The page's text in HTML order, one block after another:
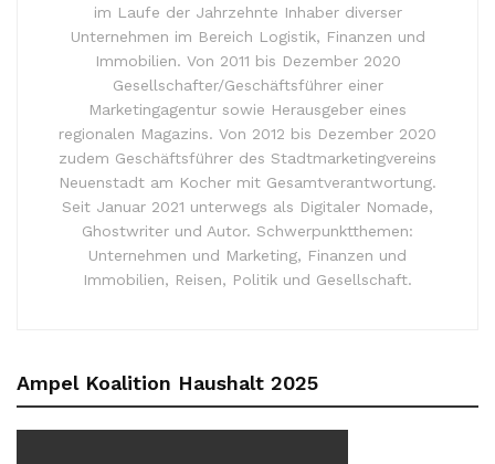
im Laufe der Jahrzehnte Inhaber diverser
Unternehmen im Bereich Logistik, Finanzen und
Immobilien. Von 2011 bis Dezember 2020
Gesellschafter/Geschäftsführer einer
Marketingagentur sowie Herausgeber eines
regionalen Magazins. Von 2012 bis Dezember 2020
zudem Geschäftsführer des Stadtmarketingvereins
Neuenstadt am Kocher mit Gesamtverantwortung.
Seit Januar 2021 unterwegs als Digitaler Nomade,
Ghostwriter und Autor. Schwerpunktthemen:
Unternehmen und Marketing, Finanzen und
Immobilien, Reisen, Politik und Gesellschaft.
Ampel Koalition Haushalt 2025